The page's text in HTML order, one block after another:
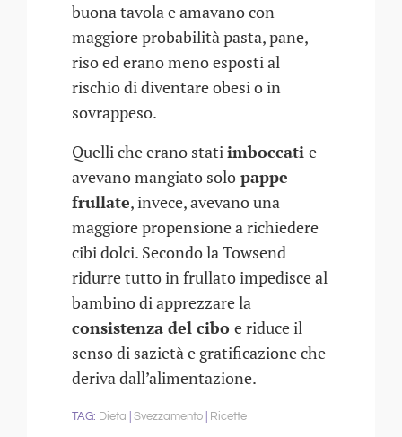
buona tavola e amavano con
maggiore probabilità pasta, pane,
riso ed erano meno esposti al
rischio di diventare obesi o in
sovrappeso.
Quelli che erano statiimboccati e
avevano mangiato solo pappe
frullate, invece, avevano una
maggiore propensione a richiedere
cibi dolci. Secondo la Towsend
ridurre tutto in frullato impedisce al
bambino di apprezzare la
consistenza del cibo e riduce il
senso di sazietà e gratificazione che
deriva dall’alimentazione.
Dieta Svezzamento Ricette